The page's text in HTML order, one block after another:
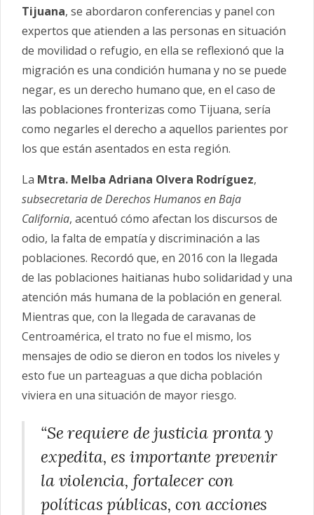
Tijuana, se abordaron conferencias y panel con
expertos que atienden a las personas en situación
de movilidad o refugio, en ella se reflexionó que la
migración es una condición humana y no se puede
negar, es un derecho humano que, en el caso de
las poblaciones fronterizas como Tijuana, sería
como negarles el derecho a aquellos parientes por
los que están asentados en esta región.
La Mtra. Melba Adriana Olvera Rodríguez,
subsecretaria de Derechos Humanos en Baja
California, acentuó cómo afectan los discursos de
odio, la falta de empatía y discriminación a las
poblaciones. Recordó que, en 2016 con la llegada
de las poblaciones haitianas hubo solidaridad y una
atención más humana de la población en general.
Mientras que, con la llegada de caravanas de
Centroamérica, el trato no fue el mismo, los
mensajes de odio se dieron en todos los niveles y
esto fue un parteaguas a que dicha población
viviera en una situación de mayor riesgo.
“Se requiere de justicia pronta y
expedita, es importante prevenir
la violencia, fortalecer con
políticas públicas, con acciones